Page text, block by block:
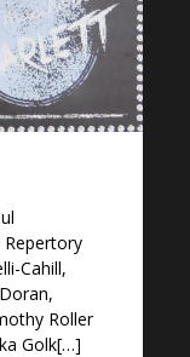
Cahill,
Roller
Golk[…]